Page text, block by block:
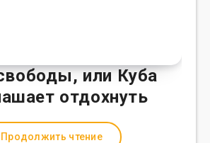
или Куба
отдохнуть
Продолжить чтение